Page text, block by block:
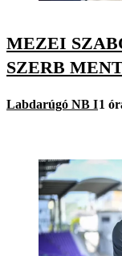
MEZEI
SZERB
Labdarúgó NB I1